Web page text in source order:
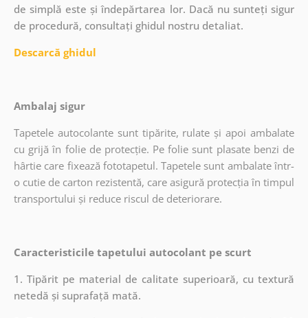
de simplă este și îndepărtarea lor. Dacă nu sunteți sigur
de procedură, consultați ghidul nostru detaliat.
Descarcă ghidul
Ambalaj sigur
Tapetele autocolante sunt tipărite, rulate și apoi ambalate
cu grijă în folie de protecție. Pe folie sunt plasate benzi de
hârtie care fixează fototapetul. Tapetele sunt ambalate într-
o cutie de carton rezistentă, care asigură protecția în timpul
transportului și reduce riscul de deteriorare.
Caracteristicile tapetului autocolant pe scurt
1. Tipărit pe material de calitate superioară, cu textură
netedă și suprafață mată.